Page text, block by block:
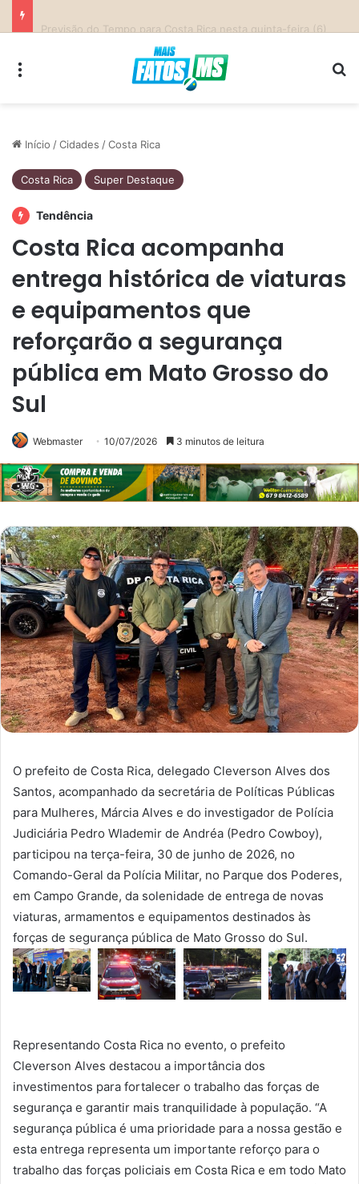
Início /Cidades /Costa Rica
Costa Rica Super Destaque
Tendência
Costa Rica acompanha
entrega histórica de viaturas
e equipamentos que
reforçarão a segurança
pública em Mato Grosso do
Sul
Webmaster 10/07/2026 3 minutos de leitura
O prefeito de Costa Rica, delegado Cleverson Alves dos
Santos, acompanhado da secretária de Políticas Públicas
para Mulheres, Márcia Alves e do investigador de Polícia
Judiciária Pedro Wlademir de Andréa (Pedro Cowboy),
participou na terça-feira, 30 de junho de 2026, no
Comando-Geral da Polícia Militar, no Parque dos Poderes,
em Campo Grande, da solenidade de entrega de novas
viaturas, armamentos e equipamentos destinados às
forças de segurança pública de Mato Grosso do Sul.
Representando Costa Rica no evento, o prefeito
Cleverson Alves destacou a importância dos
investimentos para fortalecer o trabalho das forças de
segurança e garantir mais tranquilidade à população. “A
segurança pública é uma prioridade para a nossa gestão e
esta entrega representa um importante reforço para o
trabalho das forças policiais em Costa Rica e em todo Mato